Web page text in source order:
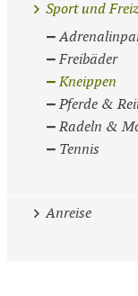
Sport und
Freibäder
Kneippen
Pferde &
Radeln &
Tennis
Anreise